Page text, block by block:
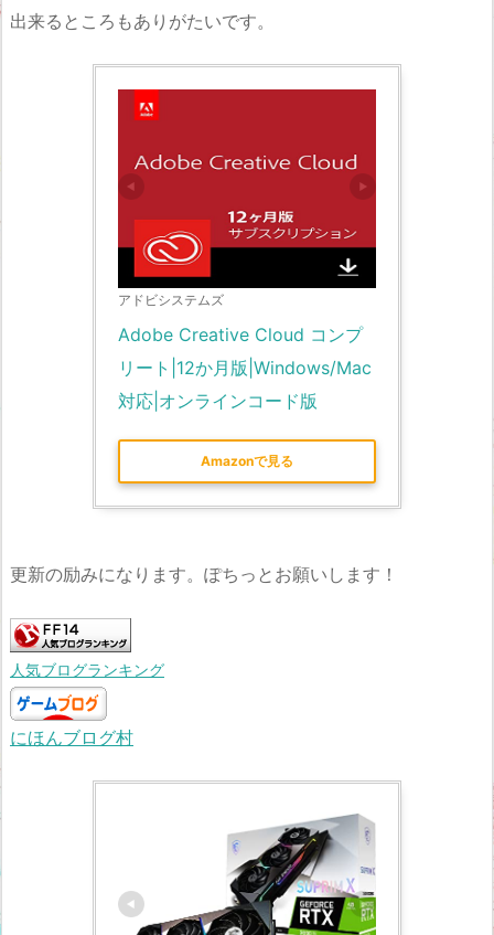
出来るところもありがたいです。
アドビシステムズ
Adobe Creative Cloud コンプ
リート|12か月版|Windows/Mac
対応|オンラインコード版
Amazonで見る
更新の励みになります。ぽちっとお願いします！
人気ブログランキング
にほんブログ村